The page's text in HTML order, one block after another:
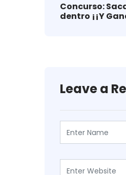
Concurso:
dentro ¡¡Y
Leave a